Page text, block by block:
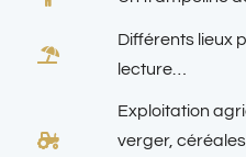
Différents lieux
lecture…
Exploitation
verger,